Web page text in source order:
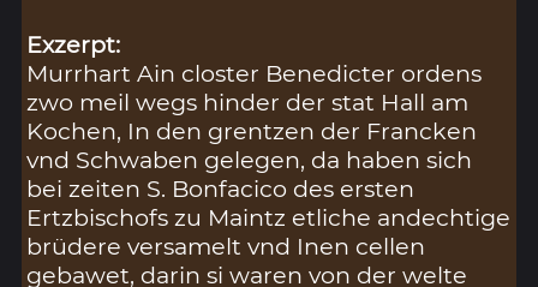
Exzerpt:
Murrhart Ain closter Benedicter ordens
zwo meil wegs hinder der stat Hall am
Kochen, In den grentzen der Francken
vnd Schwaben gelegen, da haben sich
bei zeiten S. Bonfacico des ersten
Ertzbischofs zu Maintz etliche andechtige
brüdere versamelt vnd Inen cellen
gebawet, darin si waren von der welte